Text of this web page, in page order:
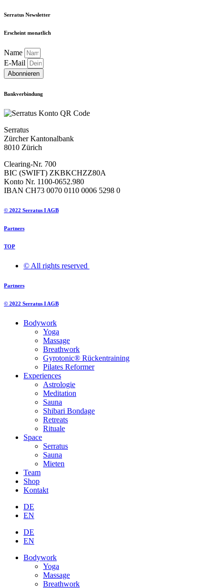
Serratus Newsletter
Erscheint monatlich
Name
E-Mail
Abonnieren
Bankverbindung
Serratus
Zürcher Kantonalbank
8010 Zürich
Clearing-Nr. 700
BIC (SWIFT) ZKBKCHZZ80A
Konto Nr. 1100-0652.980
IBAN CH73 0070 0110 0006 5298 0
© 2022 Serratus I AGB
Partners
TOP
© All rights reserved ​
Partners
© 2022 Serratus I AGB
Bodywork
Yoga
Massage
Breathwork
Gyrotonic® Rückentraining
Pilates Reformer
Experiences
Astrologie
Meditation
Sauna
Shibari Bondage
Retreats
Rituale
Space
Serratus
Sauna
Mieten
Team
Shop
Kontakt
DE
EN
DE
EN
Bodywork
Yoga
Massage
Breathwork